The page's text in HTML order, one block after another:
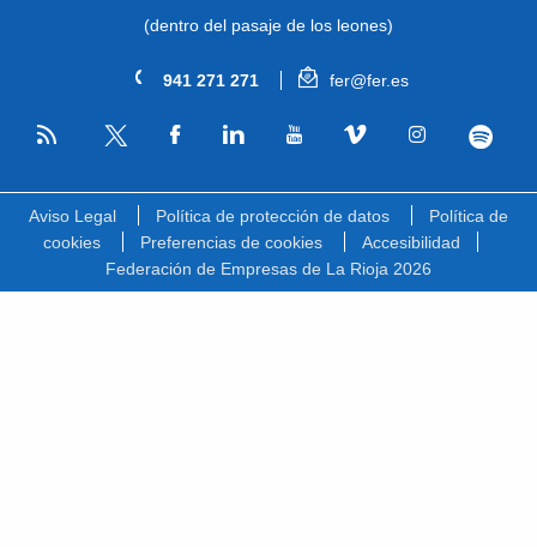
(dentro del pasaje de los leones)
941 271 271 fer@fer.es
RSS
Aviso Legal Política de protección de datos
Política de
cookies
Preferencias de cookies
Accesibilidad
Federación de Empresas de La Rioja 2026